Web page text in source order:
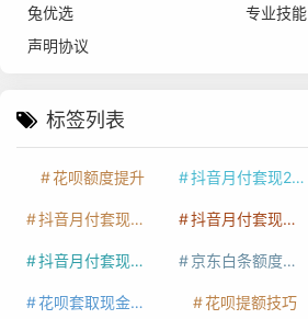
兔优选
专业技能
声明协议
标签列表
花呗额度提升 抖音月付套现24小时接单
抖音月付套现多少手续费 抖音月付套现商家有哪些
抖音月付套现最新方法 京东白条额度提升
花呗套取现金最佳方法 花呗提额技巧